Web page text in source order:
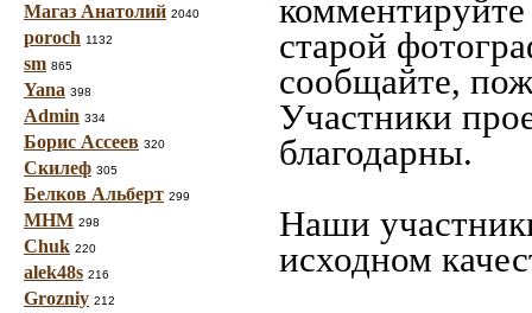
Магаз Анатолий 2040
poroch 1132
sm 865
Yana 398
Admin 334
Борис Ассеев 320
Скилеф 305
Белков Альберт 299
МНМ 298
Chuk 220
alek48s 216
Grozniy 212
старой
сообщайте,
Участники
благодарны.
Наши
исходном